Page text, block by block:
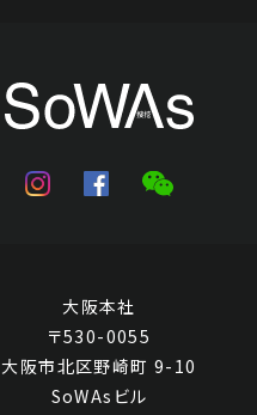
大阪本社
〒530-0055
大阪市北区野崎町 9-10
SoWAsビル